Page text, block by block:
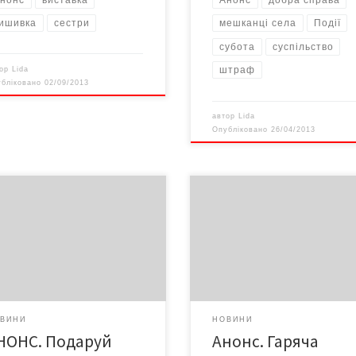
сестри
Lida
02/09/2013
мешканці села Події
субота суспільство
штраф
автор Lida
Опубліковано 26/04/2013
Подаруй
НОВИНИ
Анонс. Гаряча